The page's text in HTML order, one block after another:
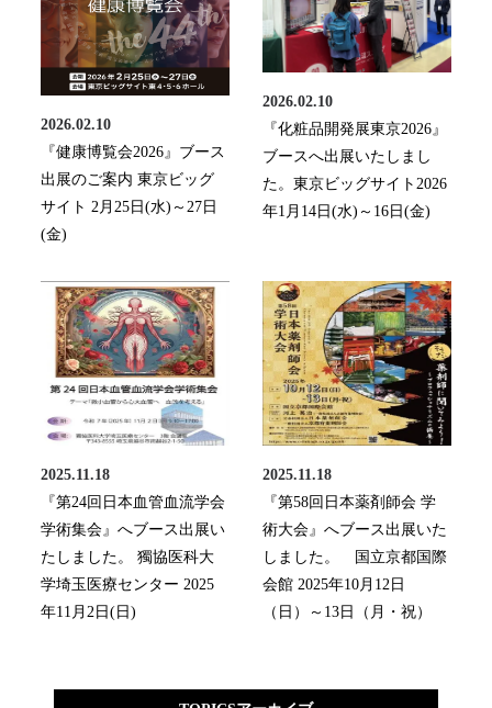
2026.02.10
『健康博覧会2026』ブース
出展のご案内 東京ビッグ
サイト 2月25日(水)～27日
(金)
2026.02.10
『化粧品開発展東京2026』
ブースへ出展いたしまし
た。東京ビッグサイト2026
年1月14日(水)～16日(金)
2025.11.18
『第24回日本血管血流学会
学術集会』へブース出展い
たしました。 獨協医科大
学埼玉医療センター 2025
年11月2日(日)
2025.11.18
『第58回日本薬剤師会 学
術大会』へブース出展いた
しました。 国立京都国際
会館 2025年10月12日
（日）～13日（月・祝）